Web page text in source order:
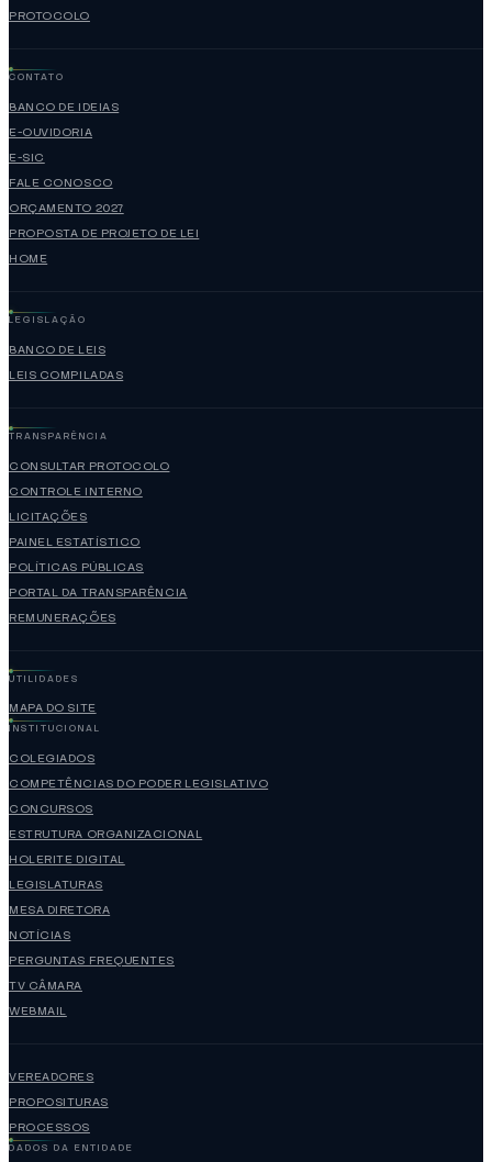
PROTOCOLO
CONTATO
BANCO DE IDEIAS
E-OUVIDORIA
E-SIC
FALE CONOSCO
ORÇAMENTO 2027
PROPOSTA DE PROJETO DE LEI
HOME
LEGISLAÇÃO
BANCO DE LEIS
LEIS COMPILADAS
TRANSPARÊNCIA
CONSULTAR PROTOCOLO
CONTROLE INTERNO
LICITAÇÕES
PAINEL ESTATÍSTICO
POLÍTICAS PÚBLICAS
PORTAL DA TRANSPARÊNCIA
REMUNERAÇÕES
UTILIDADES
MAPA DO SITE
INSTITUCIONAL
COLEGIADOS
COMPETÊNCIAS DO PODER LEGISLATIVO
CONCURSOS
ESTRUTURA ORGANIZACIONAL
HOLERITE DIGITAL
LEGISLATURAS
MESA DIRETORA
NOTÍCIAS
PERGUNTAS FREQUENTES
TV CÂMARA
WEBMAIL
VEREADORES
PROPOSITURAS
PROCESSOS
DADOS DA ENTIDADE